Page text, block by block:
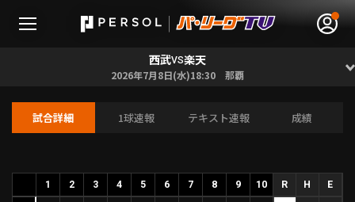
HOME
西武VS楽天
2026年7月8日(水)18:30 那覇
試合詳細 1球速報 テキスト速報 成績
1 2 3 4 5 6 7 8 9 10 R H E